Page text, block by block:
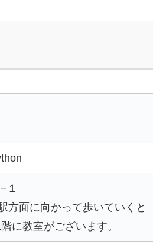
１
方面に向かって歩いていくと
に教室がございます。